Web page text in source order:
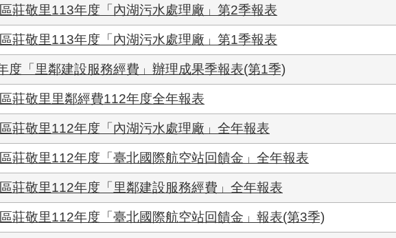
莊敬里113年度「內湖污水處理廠」第2季報表
莊敬里113年度「內湖污水處理廠」第1季報表
度「里鄰建設服務經費」辦理成果季報表(第1季)
莊敬里里鄰經費112年度全年報表
莊敬里112年度「內湖污水處理廠」全年報表
莊敬里112年度「臺北國際航空站回饋金」全年報表
莊敬里112年度「里鄰建設服務經費」全年報表
莊敬里112年度「臺北國際航空站回饋金」報表(第3季)